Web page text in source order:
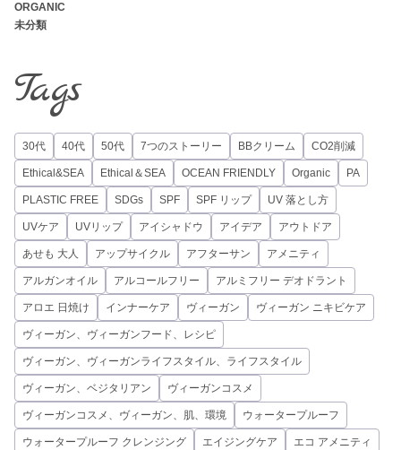
ORGANIC
未分類
Tags
30代 40代 50代 7つのストーリー BBクリーム CO2削減
Ethical&SEA Ethical＆SEA OCEAN FRIENDLY Organic PA
PLASTIC FREE SDGs SPF SPF リップ UV 落とし方
UVケア UVリップ アイシャドウ アイデア アウトドア
あせも 大人 アップサイクル アフターサン アメニティ
アルガンオイル アルコールフリー アルミフリー デオドラント
アロエ 日焼け インナーケア ヴィーガン ヴィーガン ニキビケア
ヴィーガン、ヴィーガンフード、レシピ
ヴィーガン、ヴィーガンライフスタイル、ライフスタイル
ヴィーガン、ベジタリアン ヴィーガンコスメ
ヴィーガンコスメ、ヴィーガン、肌、環境 ウォータープルーフ
ウォータープルーフ クレンジング エイジングケア エコ アメニティ